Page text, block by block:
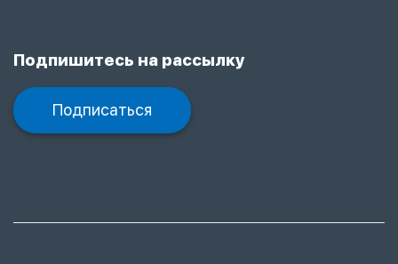
Подпишитесь на рассылку
Подписаться